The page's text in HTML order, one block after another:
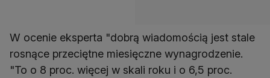
W ocenie eksperta "dobrą wiadomością jest stale
rosnące przeciętne miesięczne wynagrodzenie.
"To o 8 proc. więcej w skali roku i o 6,5 proc.